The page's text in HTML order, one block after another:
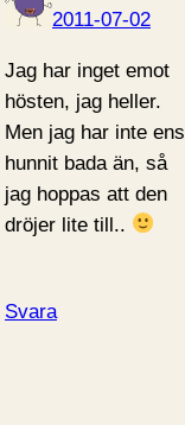
2011-07-02
Jag har inget emot
hösten, jag heller.
Men jag har inte ens
hunnit bada än, så
jag hoppas att den
dröjer lite till..
Svara